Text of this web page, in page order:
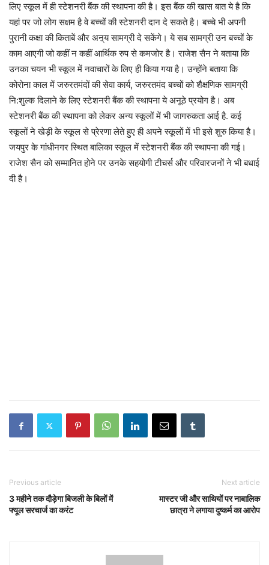
लिए स्कूल में ही स्टेशनरी बैंक की स्थापना की है। इस बैंक की खास बात ये है कि
यहां पर जो लोग सक्षम है वे बच्चों की स्टेशनरी दान दे सकते है। बच्चे भी अपनी
पुरानी कक्षा की किताबें और अऩ्य सामग्री दे सकेंगे। ये सब सामग्री उन बच्चों के
काम आएगी जो कहीं न कहीं आर्थिक रुप से कमजोर है। राजेश सैन ने बताया कि
उनका चयन भी स्कूल में नवाचारों के लिए ही किया गया है। उन्होंने बताया कि
कोरोना काल में जरुरतमंदों की सेवा कार्य, जरुरतमंद बच्चों को शैक्षणिक सामग्री
नि:शुल्क दिलाने के लिए स्टेशनरी बैंक की स्थापना ये अनूठे प्रयोग है। अब
स्टेशनरी बैंक की स्थापना को लेकर अन्य स्कूलों में भी जागरुकता आई है. कई
स्कूलों ने खेड़ी के स्कूल से प्रेरणा लेते हुए ही अपने स्कूलों में भी इसे शुरु किया है।
जयपुर के गांधीनगर स्थित बालिका स्कूल में स्टेशनरी बैंक की स्थापना की गई।
राजेश सैन को सम्मानित होने पर उनके सहयोगी टीचर्स और परिवारजनों ने भी बधाई
दी है।
Previous article
3 महीने तक दौड़ेगा बिजली के बिलों में
फ्यूल सरचार्ज का करंट
Next article
मास्टर जी और साथियों पर नाबालिक
छात्रा ने लगाया दुष्कर्म का आरोप